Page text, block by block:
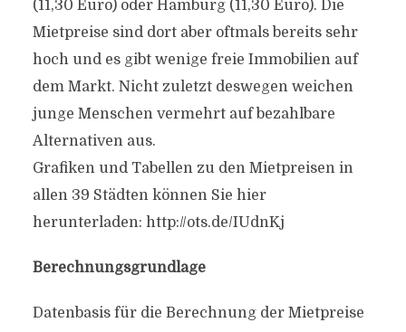
(11,30 Euro) oder Hamburg (11,30 Euro). Die
Mietpreise sind dort aber oftmals bereits sehr
hoch und es gibt wenige freie Immobilien auf
dem Markt. Nicht zuletzt deswegen weichen
junge Menschen vermehrt auf bezahlbare
Alternativen aus.
Grafiken und Tabellen zu den Mietpreisen in
allen 39 Städten können Sie hier
herunterladen: http://ots.de/IUdnKj
Berechnungsgrundlage
Datenbasis für die Berechnung der Mietpreise